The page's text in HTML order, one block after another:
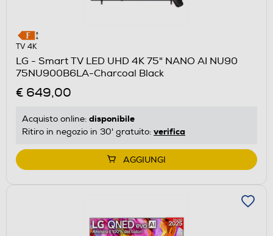
TV 4K
LG - Smart TV LED UHD 4K 75" NANO AI NU90
75NU900B6LA-Charcoal Black
€ 649,00
Acquisto online: disponibile
Ritiro in negozio in 30' gratuito: verifica
AGGIUNGI